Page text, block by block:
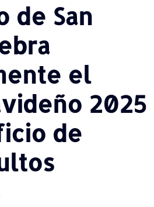
de San
el
2025
de